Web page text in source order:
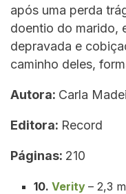
após uma perda
doentio do marido,
depravada e
caminho deles,
Autora: Carla
Editora: Record
Páginas: 210
10. Verity– 2,3